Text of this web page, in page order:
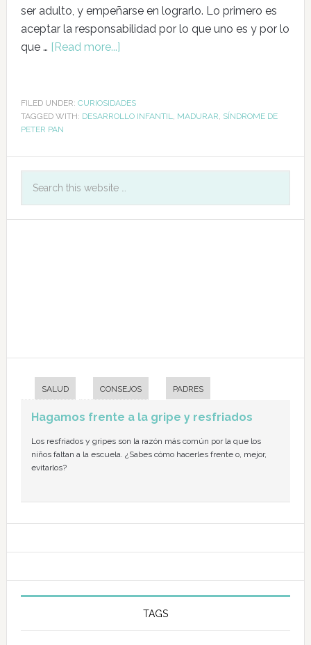
ser adulto, y empeñarse en lograrlo. Lo primero es
aceptar la responsabilidad por lo que uno es y por lo
que … [Read more...]
FILED UNDER: CURIOSIDADES
TAGGED WITH: DESARROLLO INFANTIL MADURAR SÍNDROME DE
PETER PAN
SALUD CONSEJOS PADRES
Hagamos frente a la gripe y resfriados
Los resfriados y gripes son la razón más común por la que los
niños faltan a la escuela. ¿Sabes cómo hacerles frente o, mejor,
evitarlos?
TAGS